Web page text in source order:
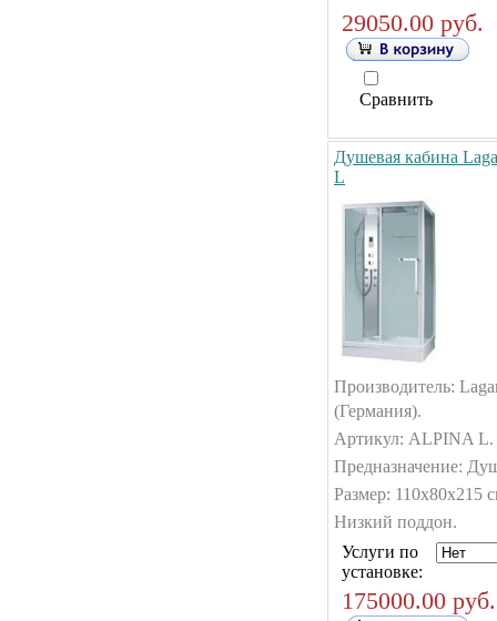
29050.00 руб.
Сравнить
Душевая кабина
L
Производитель:
(Германия).
Артикул: ALPINA L.
Предназначение:
Размер: 110х80х215
Низкий поддон.
Услуги по
установке:
175000.00 руб.